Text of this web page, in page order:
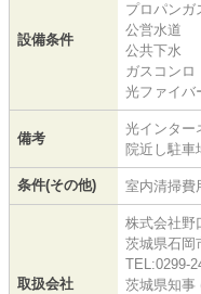
設備条件
プロパンガ
公営水道
公共下水
ガスコンロ
光ファイバ
備考
光インター
院近し駐車
条件(その他) 室内清掃費
取扱会社
株式会社野
茨城県石岡
TEL:0299-
茨城県知事